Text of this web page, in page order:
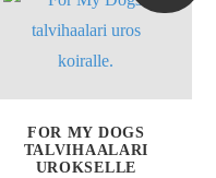
FOR MY DOGS
TALVIHAALARI
UROKSELLE